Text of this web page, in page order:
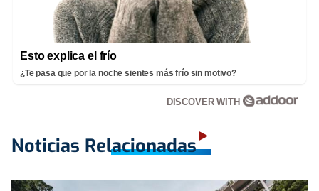
Esto explica el frío
¿Te pasa que por la noche sientes más frío sin motivo?
DISCOVER WITH
Noticias Relacionadas